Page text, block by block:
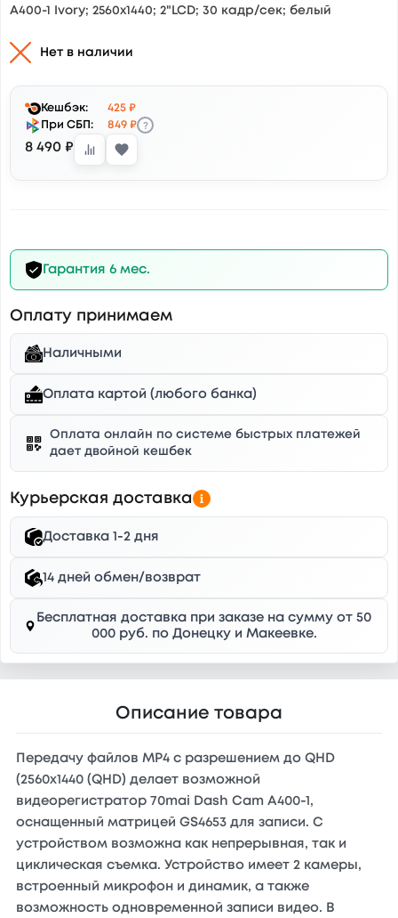
A400-1 Ivory; 2560х1440; 2"LCD; 30 кадр/сек; белый
Нет в наличии
Кешбэк:
425 ₽
При СБП:
849 ₽ ?
8 490 ₽
Гарантия 6 мес.
Оплату принимаем
Наличными
Оплата картой (любого банка)
Оплата онлайн по системе быстрых платежей
дает двойной кешбек
Курьерская доставка
Доставка 1-2 дня
14 дней обмен/возврат
Бесплатная доставка при заказе на сумму от 50
000 руб. по Донецку и Макеевке.
Описание товара
Передачу файлов MP4 с разрешением до QHD
(2560x1440 (QHD) делает возможной
видеорегистратор 70mai Dash Cam A400-1,
оснащенный матрицей GS4653 для записи. С
устройством возможна как непрерывная, так и
циклическая съемка. Устройство имеет 2 камеры,
встроенный микрофон и динамик, а также
возможность одновременной записи видео. В